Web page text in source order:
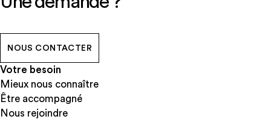
NOUS CONTACTER
Votre besoin
Mieux nous connaître
Être accompagné
Nous rejoindre